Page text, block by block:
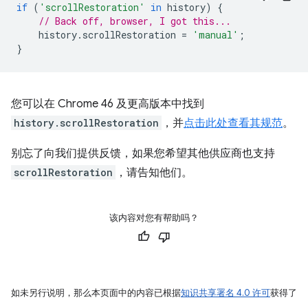
if ( 'scrollRestoration' in history)
{
// Back off, browser, I got this...
history. scrollRestoration = 'manual' ;
}
您可以在 Chrome 46 及更高版本中找到
history.scrollRestoration ，并点击此处查看其规范。
别忘了向我们提供反馈，如果您希望其他供应商也支持
scrollRestoration ，请告知他们。
该内容对您有帮助吗？
如未另行说明，那么本页面中的内容已根据知识共享署名 4.0 许可获得了